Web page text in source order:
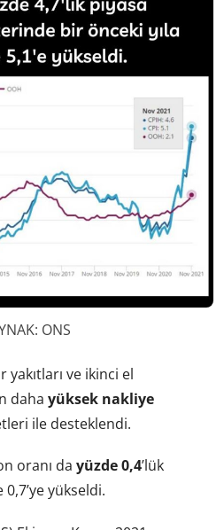
ONS
yakıtları ve ikinci el
daha yüksek nakliye
ile desteklendi.
oranı da yüzde 0,4’lük
yükseldi.